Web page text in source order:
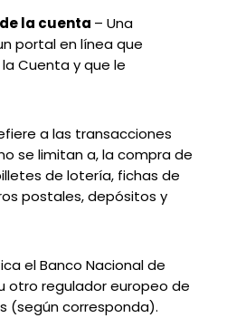
la cuenta – Una
portal en línea que
Cuenta y que le
a las transacciones
se limitan a, la compra de
de lotería, fichas de
postales, depósitos y
el Banco Nacional de
otro regulador europeo de
(según corresponda).